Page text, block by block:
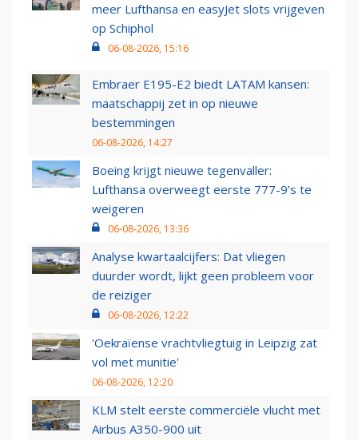
meer Lufthansa en easyJet slots vrijgeven
op Schiphol
06-08-2026, 15:16
Embraer E195-E2 biedt LATAM kansen:
maatschappij zet in op nieuwe
bestemmingen
06-08-2026, 14:27
Boeing krijgt nieuwe tegenvaller:
Lufthansa overweegt eerste 777-9’s te
weigeren
06-08-2026, 13:36
Analyse kwartaalcijfers: Dat vliegen
duurder wordt, lijkt geen probleem voor
de reiziger
06-08-2026, 12:22
'Oekraïense vrachtvliegtuig in Leipzig zat
vol met munitie'
06-08-2026, 12:20
KLM stelt eerste commerciële vlucht met
Airbus A350-900 uit